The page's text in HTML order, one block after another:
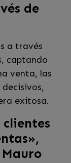
de
a través
captando
venta, las
exitosa.